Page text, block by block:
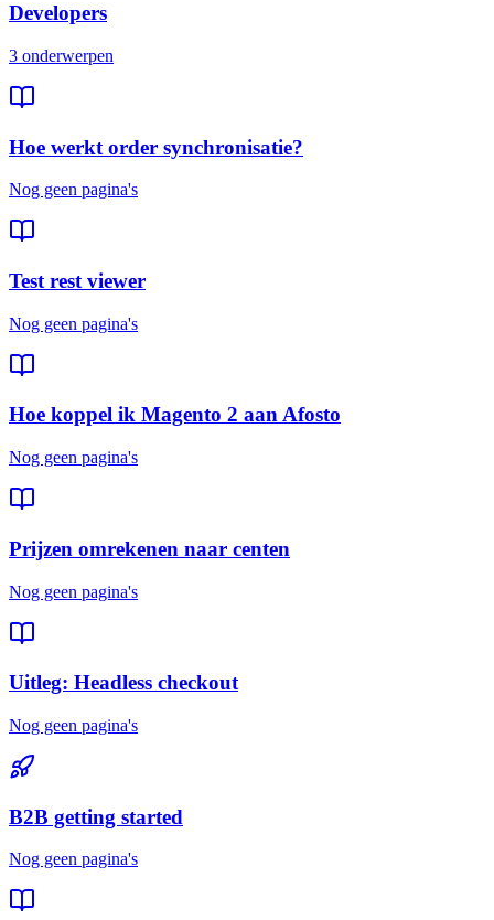
Developers
3 onderwerpen
Hoe werkt order synchronisatie?
Nog geen pagina's
Test rest viewer
Nog geen pagina's
Hoe koppel ik Magento 2 aan Afosto
Nog geen pagina's
Prijzen omrekenen naar centen
Nog geen pagina's
Uitleg: Headless checkout
Nog geen pagina's
B2B getting started
Nog geen pagina's